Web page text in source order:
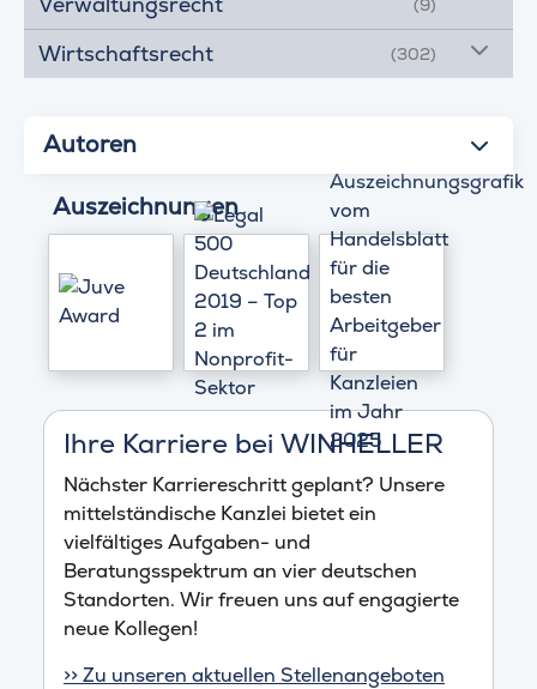
Wirtschaftsrecht (302)
Autoren
Auszeichnungen
Ihre Karriere bei WINHELLER
Nächster Karriereschritt geplant? Unsere
mittelständische Kanzlei bietet ein
vielfältiges Aufgaben- und
Beratungsspektrum an vier deutschen
Standorten. Wir freuen uns auf engagierte
neue Kollegen!
>> Zu unseren aktuellen Stellenangeboten